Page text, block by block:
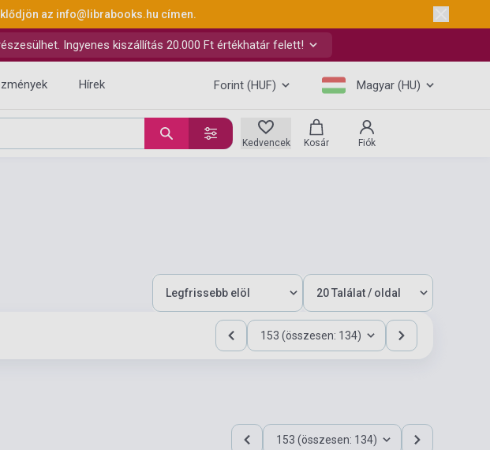
az info@librabooks.hu címen.
Ingyenes kiszállítás 20.000 Ft értékhatár felett!
Hírek Forint (HUF) Magyar (HU)
Kedvencek Kosár Fiók
153 (összesen: 134)
153 (összesen: 134)